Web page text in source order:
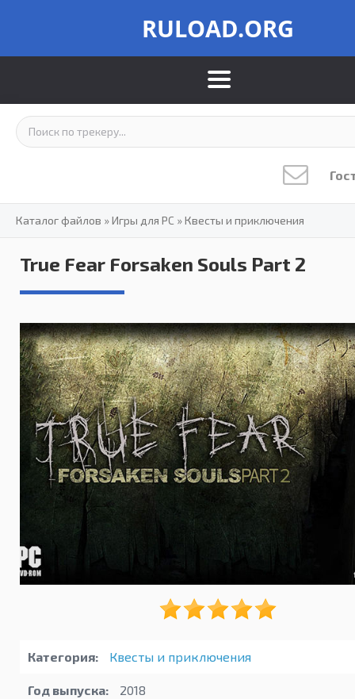
RULOAD.ORG
Каталог файлов »Игры для PC »Квесты и приключения
True Fear Forsaken Souls Part 2
Категория: Квесты и приключения
Год выпуска: 2018